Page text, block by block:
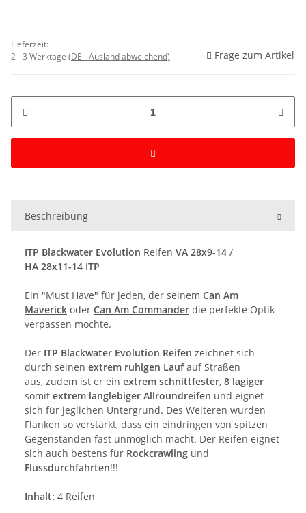
Lieferzeit:
2 - 3 Werktage (DE - Ausland abweichend) Frage zum Artikel
Beschreibung
ITP Blackwater Evolution Reifen VA 28x9-14 /
HA 28x11-14 ITP
Ein "Must Have" für jeden, der seinem Can Am
Maverick oder Can Am Commander die perfekte Optik
verpassen möchte.
Der ITP Blackwater Evolution Reifen zeichnet sich
durch seinen extrem ruhigen Laufauf Straßen
aus, zudem ist er ein extrem schnittfester, 8 lagiger
somit extrem langlebiger Allroundreifen und eignet
sich für jeglichen Untergrund. Des Weiteren wurden
Flanken so verstärkt, dass ein eindringen von spitzen
Gegenständen fast unmöglich macht. Der Reifen eignet
sich auch bestens für Rockcrawling und
Flussdurchfahrten!!!
Inhalt: 4 Reifen